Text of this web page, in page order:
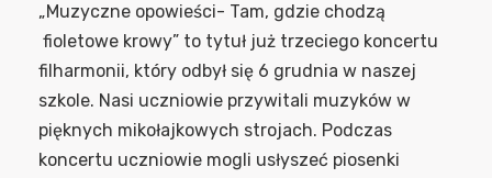
„Muzyczne opowieści- Tam, gdzie chodzą
fioletowe krowy” to tytuł już trzeciego koncertu
filharmonii, który odbył się 6 grudnia w naszej
szkole. Nasi uczniowie przywitali muzyków w
pięknych mikołajkowych strojach. Podczas
koncertu uczniowie mogli usłyszeć piosenki